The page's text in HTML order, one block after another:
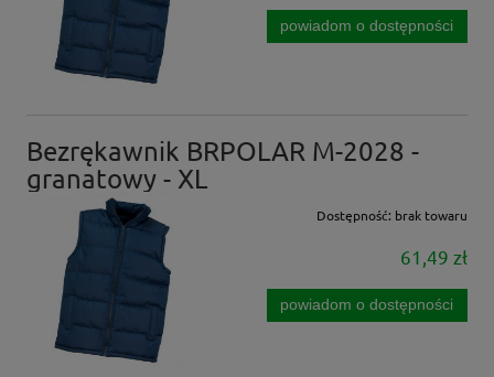
powiadom o dostępności
Bezrękawnik BRPOLAR M-2028 -
granatowy - XL
Dostępność: brak towaru
61,49 zł
powiadom o dostępności